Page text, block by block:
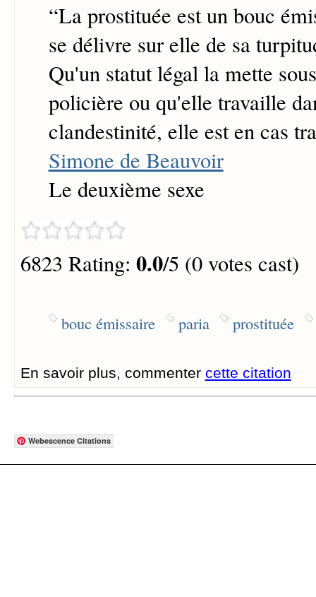
“La prostituée est un bouc
se délivre sur elle de sa
Qu'un statut légal la mette
policière ou qu'elle travaille
clandestinité, elle est en cas
Simone de Beauvoir
Le deuxième sexe
6823 Rating: 0.0/5 (0 votes cast)
bouc émissaire paria prostituée
En savoir plus, commenter cette citation
Webescence Citations